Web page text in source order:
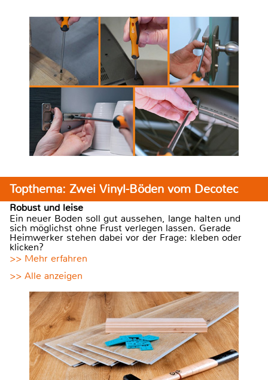
Topthema: Zwei Vinyl-Böden vom Decotec
Robust und leise
Ein neuer Boden soll gut aussehen, lange halten und
sich möglichst ohne Frust verlegen lassen. Gerade
Heimwerker stehen dabei vor der Frage: kleben oder
klicken?
>> Mehr erfahren
>> Alle anzeigen